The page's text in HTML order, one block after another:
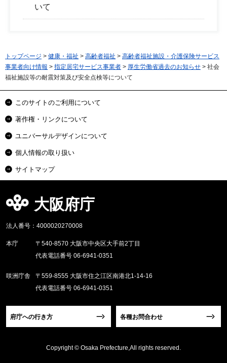
いて
トップページ > 健康・福祉 > 高齢者福祉 > 高齢者福祉施設・介護保険サービス
事業者向け情報 > 指定居宅サービス事業者 > 厚生労働省過去のお知らせ > 社会
福祉施設等の耐震対策及び安全点検等について
このサイトのご利用について
著作権・リンクについて
ユニバーサルデザインについて
個人情報の取り扱い
サイトマップ
大阪府庁
法人番号：4000020270008
本庁
〒540-8570 大阪市中央区大手前2丁目
代表電話番号 06-6941-0351
咲洲庁舎
〒559-8555 大阪市住之江区南港北1-14-16
代表電話番号 06-6941-0351
府庁への行き方 各種お問合わせ
Copyright © Osaka Prefecture,All rights reserved.